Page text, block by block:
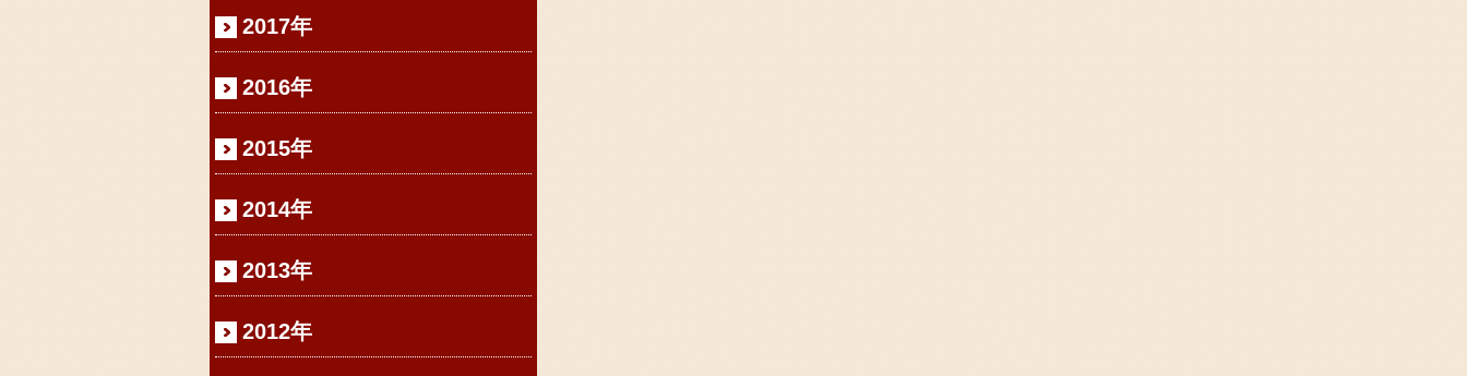
2017年
2016年
2015年
2014年
2013年
2012年